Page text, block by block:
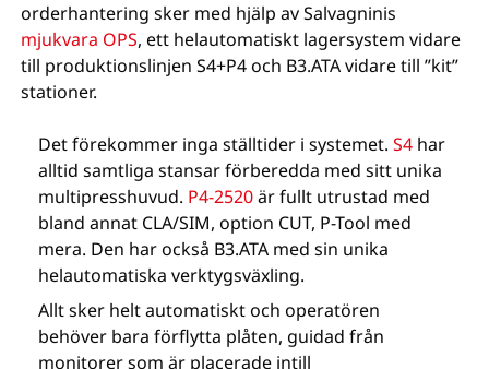
orderhantering sker med hjälp av Salvagninis
mjukvara OPS, ett helautomatiskt lagersystem vidare
till produktionslinjen S4+P4 och B3.ATA vidare till ”kit”
stationer.
Det förekommer inga ställtider i systemet.S4 har
alltid samtliga stansar förberedda med sitt unika
multipresshuvud. P4-2520är fullt utrustad med
bland annat CLA/SIM, option CUT, P-Tool med
mera. Den har också B3.ATA med sin unika
helautomatiska verktygsväxling.
Allt sker helt automatiskt och operatören
behöver bara förflytta plåten, guidad från
monitorer som är placerade intill